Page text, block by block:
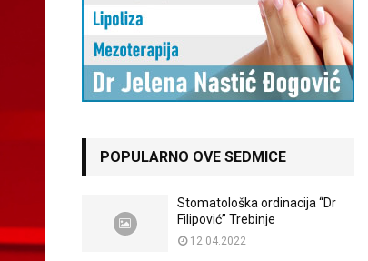
POPULARNO OVE SEDMICE
Stomatološka ordinacija “Dr
Filipović” Trebinje
12.04.2022